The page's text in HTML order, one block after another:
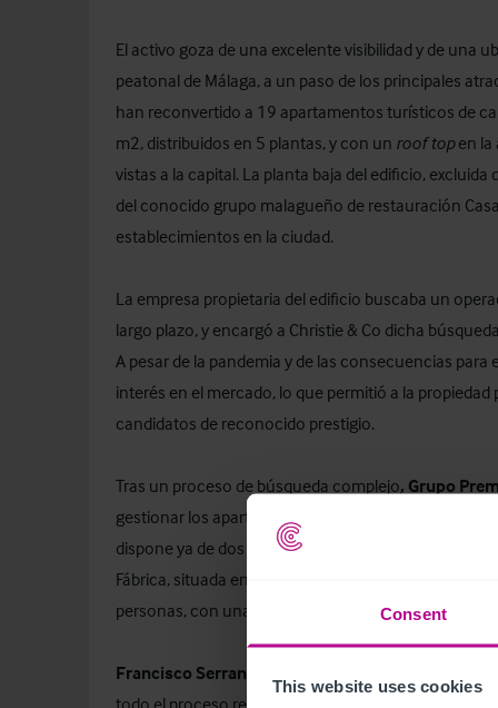
Consent
This website uses cookies
El activo goza de una excelente visibilidad y de una
peatonal de Málaga, a un paso de los principales
han reconvertido a 19 apartamentos turísticos de
m2, distribuidos en 5 plantas, y con un roof topen la
vistas a la capital. La planta baja del edificio,
del conocido grupo malagueño de restauración
establecimientos en la ciudad.
La empresa propietaria del edificio buscaba un
largo plazo, y encargó a Christie & Co dicha
A pesar de la pandemia y de las consecuencias
interés en el mercado, lo que permitió a la
candidatos de reconocido prestigio.
Tras un proceso de búsqueda complejo, Grupo
gestionar los apartamentos y las instalaciones
dispone ya de dos hoteles en el centro de la ciudad,
Fábrica, situada en el barrio del Soho de Málaga, un
personas, con una innovadora oferta gastronómica
Francisco Serrano